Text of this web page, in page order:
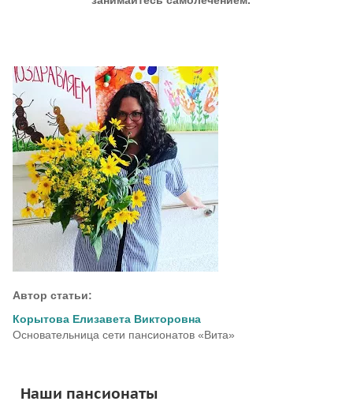
Автор статьи:
Корытова Елизавета Викторовна
Основательница сети пансионатов «Вита»
Наши пансионаты